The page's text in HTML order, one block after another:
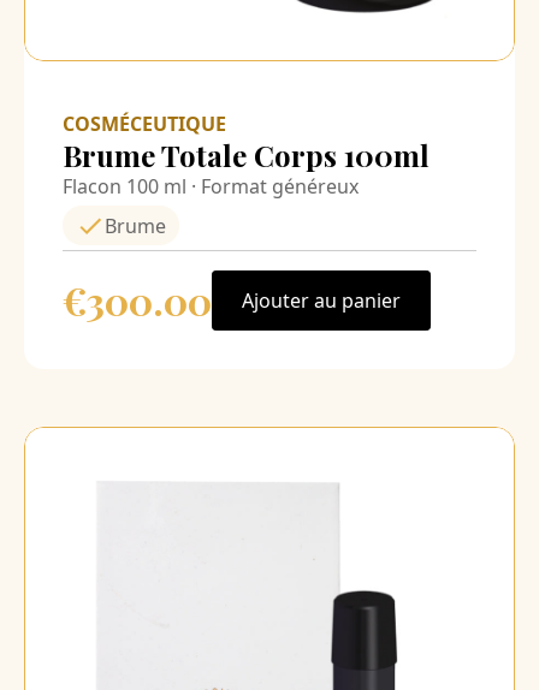
COSMÉCEUTIQUE
Brume Totale Corps 100ml
Flacon 100 ml · Format généreux
Brume
€300.00 Ajouter au panier